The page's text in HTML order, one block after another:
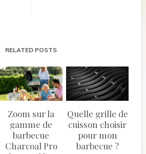
RELATED POSTS
Zoom sur la
gamme de
barbecue
Charcoal Pro
Quelle grille de
cuisson choisir
pour mon
barbecue ?